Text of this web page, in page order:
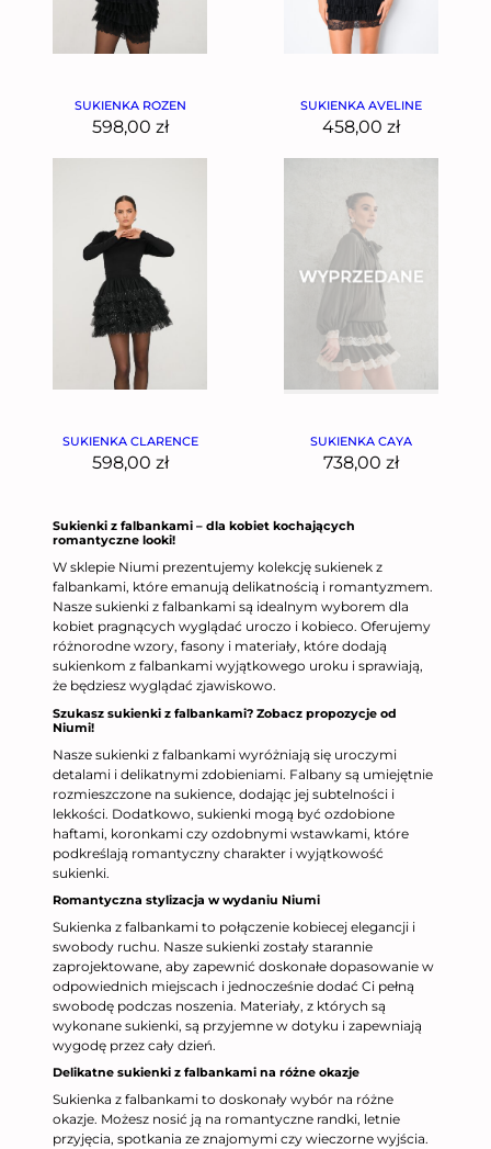
SUKIENKA ROZEN
598,00 zł
SUKIENKA AVELINE
458,00 zł
SUKIENKA CLARENCE
598,00 zł
SUKIENKA CAYA
738,00 zł
Sukienki z falbankami – dla kobiet kochających
romantyczne looki!
W sklepie Niumi prezentujemy kolekcję sukienek z
falbankami, które emanują delikatnością i romantyzmem.
Nasze sukienki z falbankami są idealnym wyborem dla
kobiet pragnących wyglądać uroczo i kobieco. Oferujemy
różnorodne wzory, fasony i materiały, które dodają
sukienkom z falbankami wyjątkowego uroku i sprawiają,
że będziesz wyglądać zjawiskowo.
Szukasz sukienki z falbankami? Zobacz propozycje od
Niumi!
Nasze sukienki z falbankami wyróżniają się uroczymi
detalami i delikatnymi zdobieniami. Falbany są umiejętnie
rozmieszczone na sukience, dodając jej subtelności i
lekkości. Dodatkowo, sukienki mogą być ozdobione
haftami, koronkami czy ozdobnymi wstawkami, które
podkreślają romantyczny charakter i wyjątkowość
sukienki.
Romantyczna stylizacja w wydaniu Niumi
Sukienka z falbankami to połączenie kobiecej elegancji i
swobody ruchu. Nasze sukienki zostały starannie
zaprojektowane, aby zapewnić doskonałe dopasowanie w
odpowiednich miejscach i jednocześnie dodać Ci pełną
swobodę podczas noszenia. Materiały, z których są
wykonane sukienki, są przyjemne w dotyku i zapewniają
wygodę przez cały dzień.
Delikatne sukienki z falbankami na różne okazje
Sukienka z falbankami to doskonały wybór na różne
okazje. Możesz nosić ją na romantyczne randki, letnie
przyjęcia, spotkania ze znajomymi czy wieczorne wyjścia.